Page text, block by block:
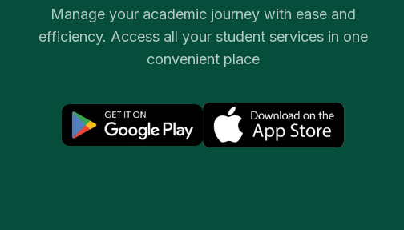
Manage your academic journey with ease and
efficiency. Access all your student services in one
convenient place